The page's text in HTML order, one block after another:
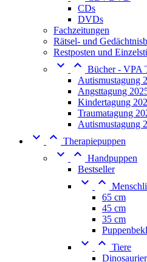
CDs
DVDs
Fachzeitungen
Rätsel- und
Restposten und
  Bücher - VPA
Autismustagung
Angsttagung
Kindertagung
Traumatagung
Autismustagung
  Therapiepuppen
  Handpuppen
Bestseller
 
65 cm
45 cm
35 cm
  Tiere